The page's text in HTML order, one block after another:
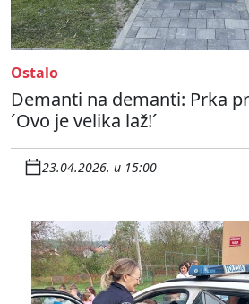
Ostalo
Demanti na demanti: Prka
´Ovo je velika laž!´
23.04.2026. u 15:00